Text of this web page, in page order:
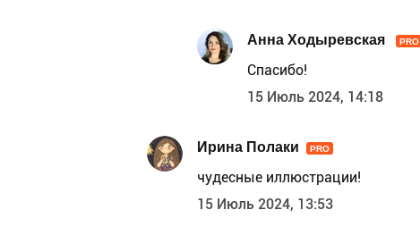
Анна Ходыревская PRO
Спасибо!
15 Июль 2024, 14:18
Ирина Полаки PRO
чудесные иллюстрации!
15 Июль 2024, 13:53